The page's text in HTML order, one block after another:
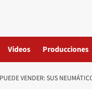
Videos Producciones
VENDER: SUS